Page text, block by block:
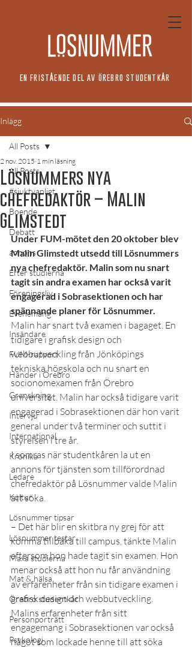
EN FRISTÅENDE DEL AV ÖREBRO STUDENTKÅR
Inlägg
All Posts
#sjuktvanligt
Boende
Debatt
annons
Efter studierna
Föreningsliv
Evenemang
Insändare
FUM-rapport
Händer i Örebro
Granskning
Intervju
International
Krönika
Ledare
Kultur
Lösnummer tipsar
Lösnummer testar
Maxa studierna
Mat & hälsa
Örebro studentkår
Personporträtt
Psykologi
All Posts
Lösnummers nya
chefredaktör – Malin
Glimstedt
2 nov. 2015 1 min läsning
Under FUM-mötet den 20 oktober blev
Malin Glimstedt utsedd till Lösnummers
nya chefredaktör. Malin som nu snart
tagit sin andra examen har också varit
engagerad i Sobrasektionen och har
spännande planer för Lösnummer.
Malin har snart två examen i bagaget. En
tidigare i grafisk design och
webbutveckling från Jönköpings
tekniska högskola och nu snart en
socionomexamen från Örebro
universitet. Malin har också tidigare varit
engagerad i Sobrasektionen där hon varit
general under två terminer och suttit i
styrelsen i tre år.
I somras när studentkåren la ut en
annons för tjänsten som tillförordnad
chefredaktör på Lösnummer valde Malin
att söka.
– Det här blir en skitbra ny grej för att
komma tillbaka till campus, tänkte Malin
eftersom hon hade tagit sin examen. Hon
menar också att hon nu får användning
av erfarenheter från sin tidigare examen i
grafisk design och webbutveckling.
Malins erfarenheter från sitt
engagemang i Sobrasektionen var också
något som lockade henne till att söka